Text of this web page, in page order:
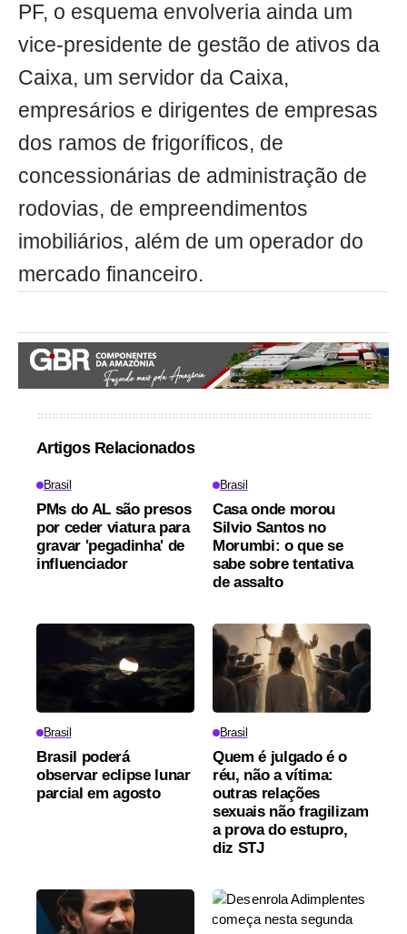
PF, o esquema envolveria ainda um
vice-presidente de gestão de ativos da
Caixa, um servidor da Caixa,
empresários e dirigentes de empresas
dos ramos de frigoríficos, de
concessionárias de administração de
rodovias, de empreendimentos
imobiliários, além de um operador do
mercado financeiro.
Artigos Relacionados
Brasil
PMs do AL são presos
por ceder viatura para
gravar 'pegadinha' de
influenciador
Brasil
Casa onde morou
Silvio Santos no
Morumbi: o que se
sabe sobre tentativa
de assalto
Brasil
Brasil poderá
observar eclipse lunar
parcial em agosto
Brasil
Quem é julgado é o
réu, não a vítima:
outras relações
sexuais não fragilizam
a prova do estupro,
diz STJ